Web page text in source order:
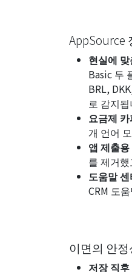
AppSource
현실에
Basic 두
BRL,
로 감지
요금제
개 언어
앱 제출
를 제거
도움말
CRM 도
이면의 안정
저장 직